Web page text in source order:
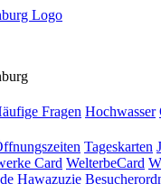
Fragen Hochwasser
Tageskarten
Card WelterbeCard
Hawazuzie